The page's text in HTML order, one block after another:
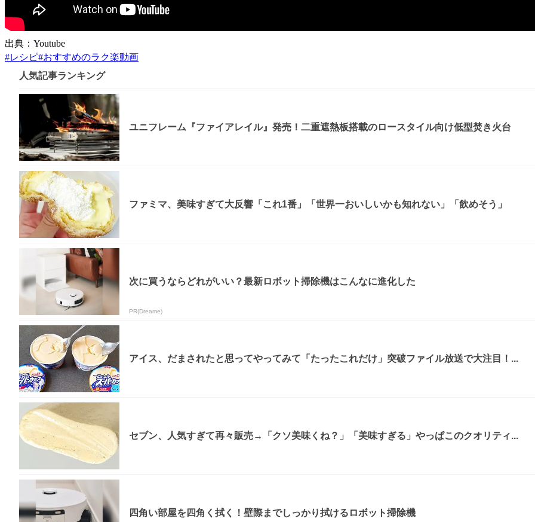
出典：Youtube
#レシピ#おすすめのラク楽動画
人気記事ランキング
ユニフレーム『ファイアレイル』発売！二重遮熱板搭載のロースタイル向け低型焚き火台
ファミマ、美味すぎて大反響「これ1番」「世界一おいしいかも知れない」「飲めそう」
次に買うならどれがいい？最新ロボット掃除機はこんなに進化した
PR(Dreame)
アイス、だまされたと思ってやってみて「たったこれだけ」突破ファイル放送で大注目！...
セブン、人気すぎて再々販売→「クソ美味くね？」「美味すぎる」やっぱこのクオリティ...
四角い部屋を四角く拭く！壁際までしっかり拭けるロボット掃除機